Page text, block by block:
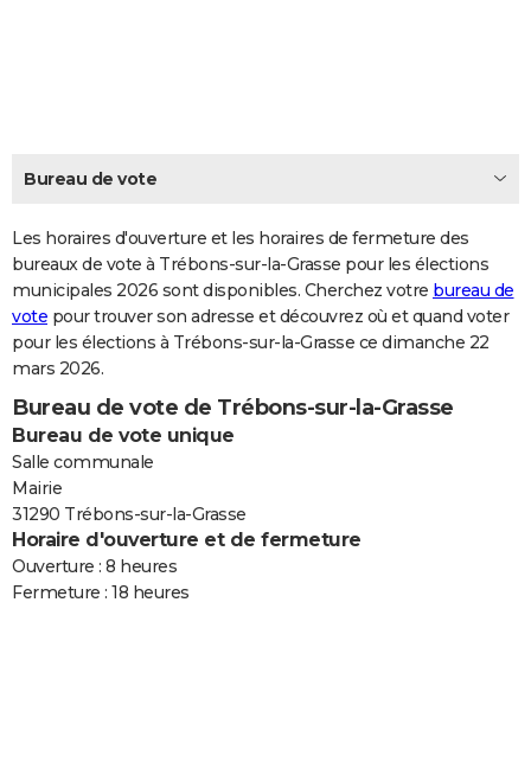
CARTE DE VOEUX
Dictionnaire
Biographies
Citations
Expressions
Proverbes
PROGRAMME TV
COPAINS D'AVANT
S'inscrire
Se connecter
Lycées
Collèges
Primaires
Universités
Entreprises
Service militaire
Avis de recherche
AVIS DE DÉCÈS
FORUM
Bricolage
Lifestyle
Culture
Sport
Auto
Television
Voyage
Cinema
Bureau de vote
Les horaires d'ouverture et les horaires de fermeture des
bureaux de vote à Trébons-sur-la-Grasse pour les élections
municipales 2026 sont disponibles. Cherchez votre bureau de
vote pour trouver son adresse et découvrez où et quand voter
pour les élections à Trébons-sur-la-Grasse ce dimanche 22
mars 2026.
Bureau de vote de Trébons-sur-la-Grasse
Bureau de vote unique
Salle communale
Mairie
31290 Trébons-sur-la-Grasse
Horaire d'ouverture et de fermeture
Ouverture : 8 heures
Fermeture : 18 heures